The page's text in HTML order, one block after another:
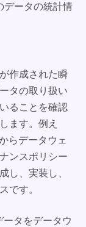
データの統計情
作成された瞬
タの取り扱い
ることを確認
ます。例え
らデータウェ
ンスポリシー
し、実装し、
です。
タをデータウ